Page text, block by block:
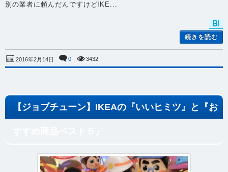
別の業者に頼んだんですけどIKE...
続きを読む
2016年2月14日 0 3432
【ジョブチューン】IKEAの『いいヒミツ』と『お